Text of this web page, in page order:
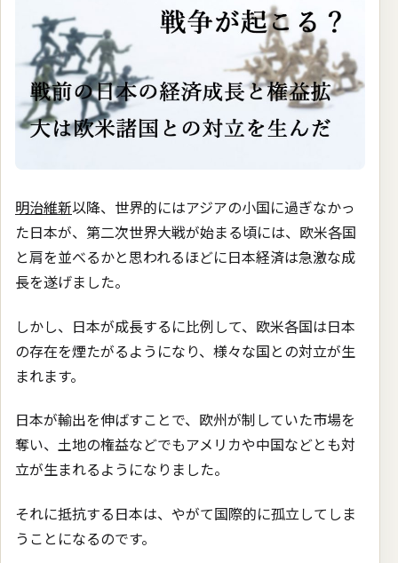
明治維新以降、世界的にはアジアの小国に過ぎなかっ
た日本が、第二次世界大戦が始まる頃には、欧米各国
と肩を並べるかと思われるほどに日本経済は急激な成
長を遂げました。
しかし、日本が成長するに比例して、欧米各国は日本
の存在を煙たがるようになり、様々な国との対立が生
まれます。
日本が輸出を伸ばすことで、欧州が制していた市場を
奪い、土地の権益などでもアメリカや中国などとも対
立が生まれるようになりました。
それに抵抗する日本は、やがて国際的に孤立してしま
うことになるのです。